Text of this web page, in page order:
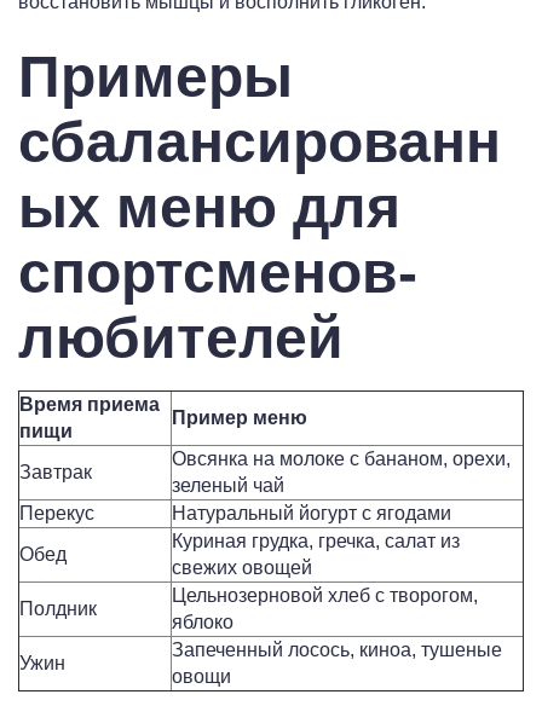
Примеры
сбалансированн
ых меню для
спортсменов-
любителей
Время приема
пищи
Пример меню
Завтрак
Овсянка на молоке с бананом, орехи,
зеленый чай
Перекус
Натуральный йогурт с ягодами
Обед
Куриная грудка, гречка, салат из
свежих овощей
Полдник
Цельнозерновой хлеб с творогом,
яблоко
Ужин
Запеченный лосось, киноа, тушеные
овощи